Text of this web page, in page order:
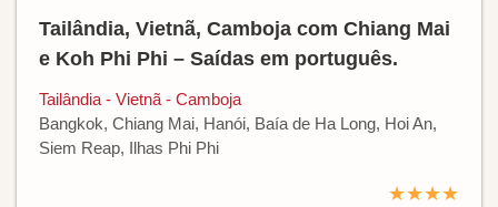
Tailândia, Vietnã, Camboja com Chiang Mai
e Koh Phi Phi – Saídas em português.
Tailândia - Vietnã - Camboja
Bangkok, Chiang Mai, Hanói, Baía de Ha Long, Hoi An,
Siem Reap, Ilhas Phi Phi
★★★★